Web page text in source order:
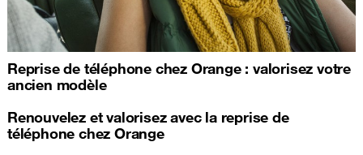
Reprise de téléphone chez Orange : valorisez votre
ancien modèle
Renouvelez et valorisez avec la reprise de
téléphone chez Orange